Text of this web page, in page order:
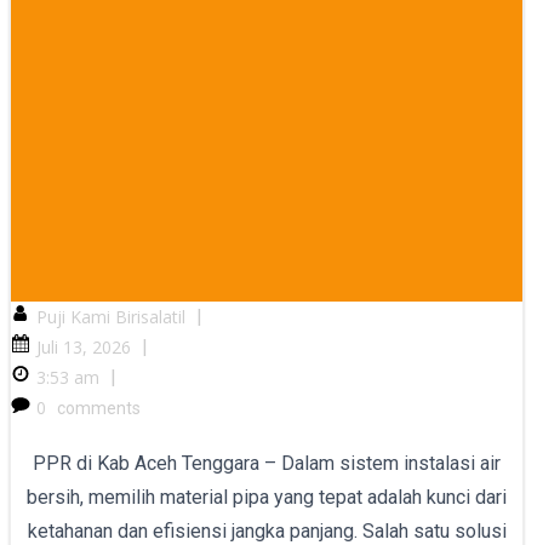
Puji Kami Birisalatil
|
Juli 13, 2026
|
3:53 am
|
0
comments
PPR di Kab Aceh Tenggara – Dalam sistem instalasi air
bersih, memilih material pipa yang tepat adalah kunci dari
ketahanan dan efisiensi jangka panjang. Salah satu solusi